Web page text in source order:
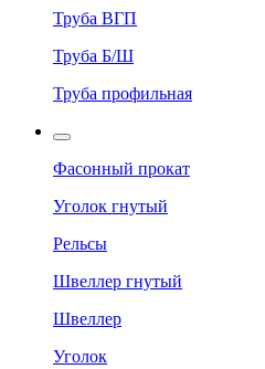
Труба ВГП
Труба Б/Ш
Труба профильная
Фасонный прокат
Уголок гнутый
Рельсы
Швеллер гнутый
Швеллер
Уголок